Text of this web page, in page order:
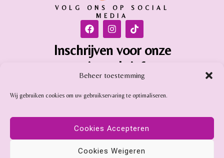
Beheer toestemming
Wij gebruiken cookies om uw gebruikservaring te optimaliseren.
Cookies Accepteren
Cookies Weigeren
VOLG ONS OP SOCIAL
MEDIA
Inschrijven voor onze
nieuwsbrief